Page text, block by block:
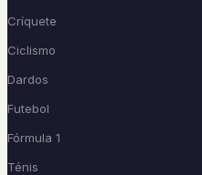
Críquete
Ciclismo
Dardos
Futebol
Fórmula 1
Ténis